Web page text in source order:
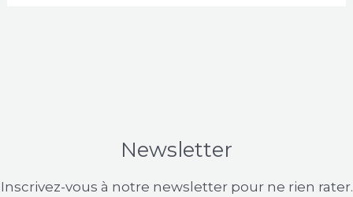
Newsletter
Inscrivez-vous à notre newsletter pour ne rien rater.